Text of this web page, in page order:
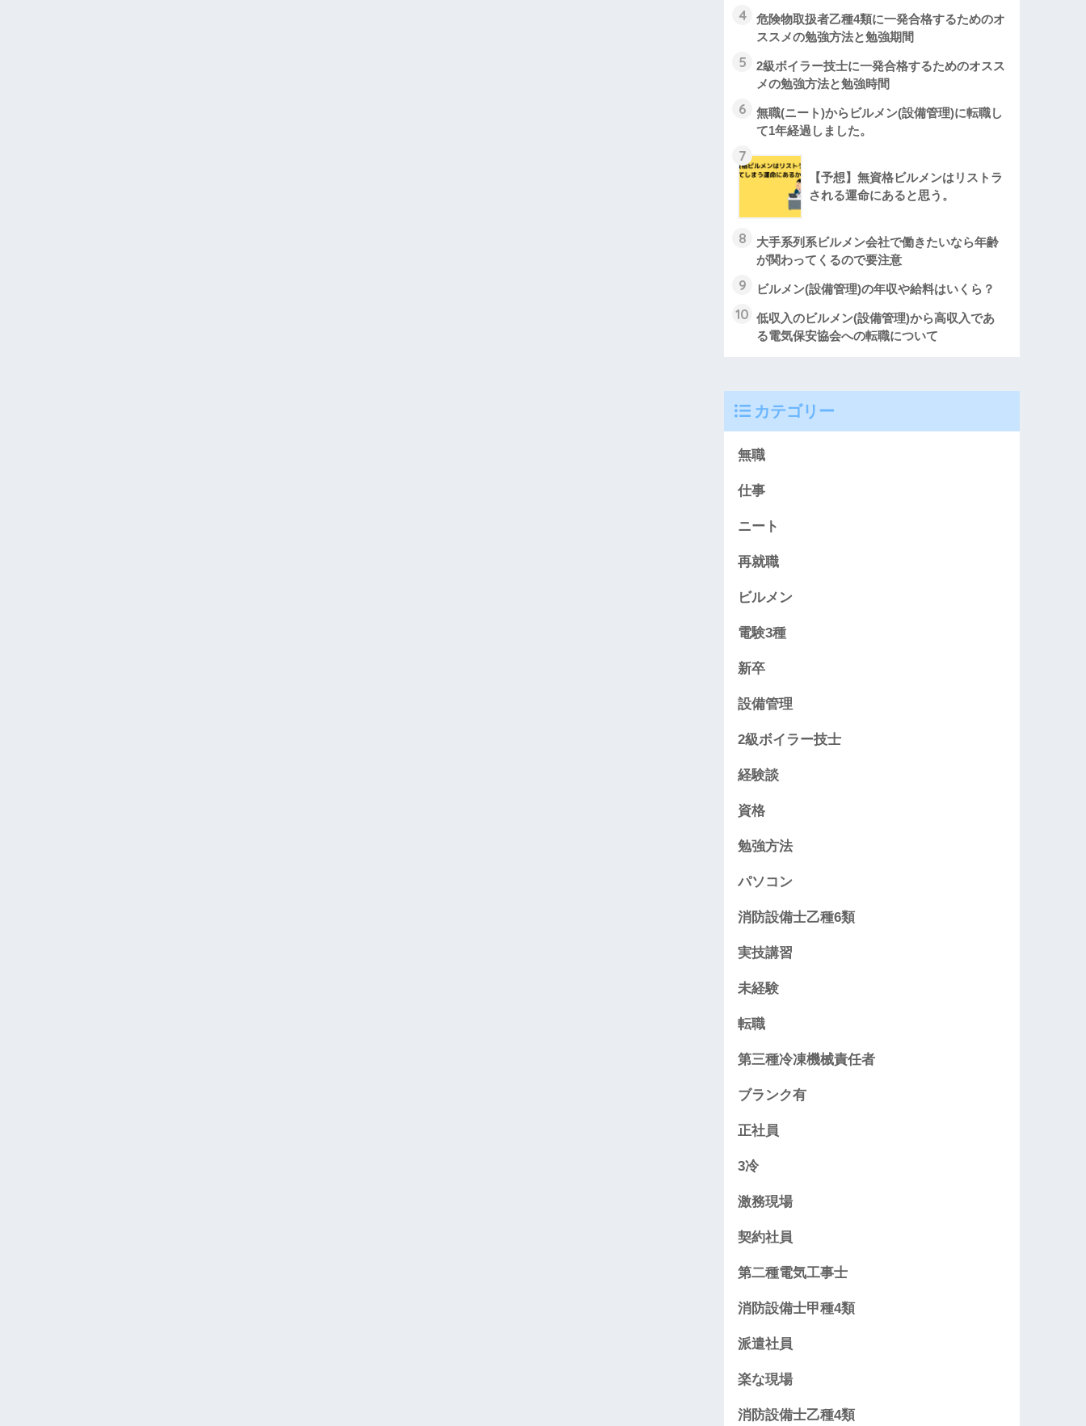
4
危険物取扱者乙種4類に一発合格するためのオ
ススメの勉強方法と勉強期間
5
2級ボイラー技士に一発合格するためのオスス
メの勉強方法と勉強時間
6
無職(ニート)からビルメン(設備管理)に転職し
て1年経過しました。
7
【予想】無資格ビルメンはリストラ
される運命にあると思う。
8
大手系列系ビルメン会社で働きたいなら年齢
が関わってくるので要注意
9 ビルメン(設備管理)の年収や給料はいくら？
10 低収入のビルメン(設備管理)から高収入であ
る電気保安協会への転職について
カテゴリー
無職
仕事
ニート
再就職
ビルメン
電験3種
新卒
設備管理
2級ボイラー技士
経験談
資格
勉強方法
パソコン
消防設備士乙種6類
実技講習
未経験
転職
第三種冷凍機械責任者
ブランク有
正社員
3冷
激務現場
契約社員
第二種電気工事士
消防設備士甲種4類
派遣社員
楽な現場
消防設備士乙種4類